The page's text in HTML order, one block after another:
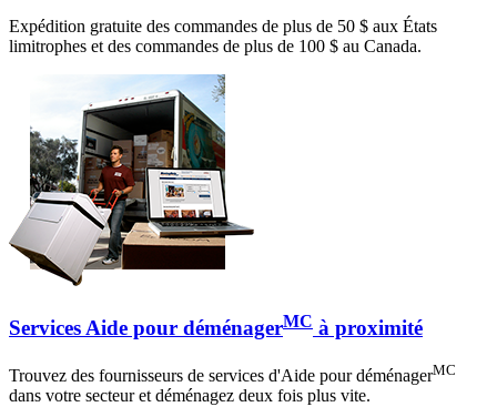
Expédition gratuite des commandes de plus de 50 $ aux États
limitrophes et des commandes de plus de 100 $ au Canada.
Services Aide pour déménagerMC à proximité
Trouvez des fournisseurs de services d'Aide pour déménagerMC
dans votre secteur et déménagez deux fois plus vite.